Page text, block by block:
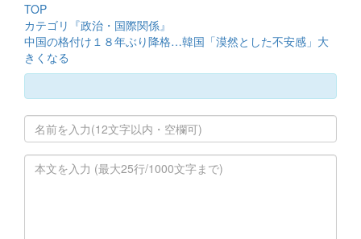
TOP
カテゴリ『政治・国際関係』
中国の格付け１８年ぶり降格…韓国「漠然とした不安感」大
きくなる